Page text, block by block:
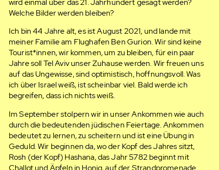
Welche Bilder werden bleiben?
Ich bin 44 Jahre alt, es ist August 2021, und lande mit
meiner Familie am Flughafen Ben Gurion. Wir sind keine
Tourist*innen, wir kommen, um zu bleiben, für ein paar
Jahre soll Tel Aviv unser Zuhause werden. Wir freuen uns
auf das Ungewisse, sind optimistisch, hoffnungsvoll. Was
ich über Israel weiß, ist scheinbar viel. Bald werde ich
begreifen, dass ich nichts weiß.
Im September stolpern wir in unser Ankommen wie auch
durch die bedeutenden jüdischen Feiertage. Ankommen
bedeutet zu lernen, zu scheitern und ist eine Übung in
Geduld. Wir beginnen da, wo der Kopf des Jahres sitzt,
Rosh (der Kopf) Hashana, das Jahr 5782 beginnt mit